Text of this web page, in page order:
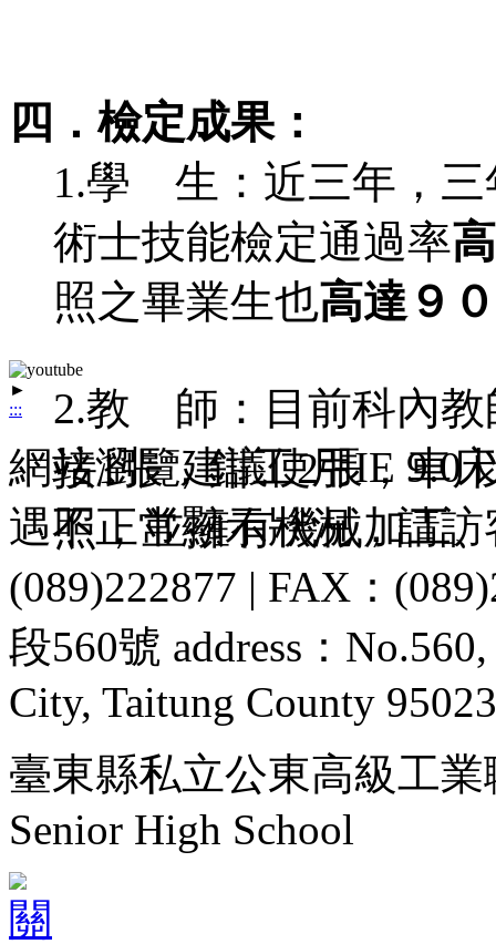
四．檢定成果：
1.學 生：近三年，三
術士技能檢定通過率
照之畢業生也高達９
2.教 師：目前科內教
接1張，鉗工2張，車
照，並擁有機械加工
►
:::
網站瀏覽建議使用IE 9.0
遇不正常顯示狀況，請
(089)222877 | FAX：
段560號 address：
City, Taitung County
臺東縣私立公東高級工業
Senior High School